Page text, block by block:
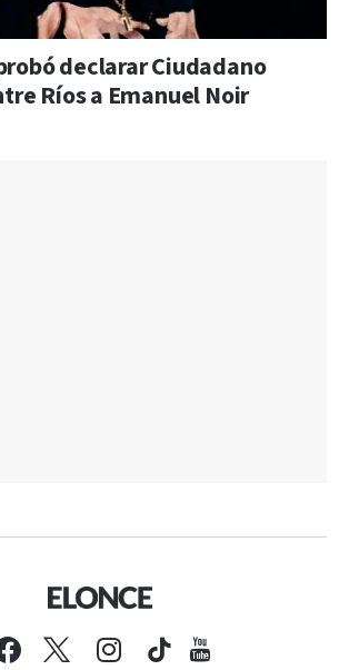
declarar Ciudadano
Ríos a Emanuel Noir